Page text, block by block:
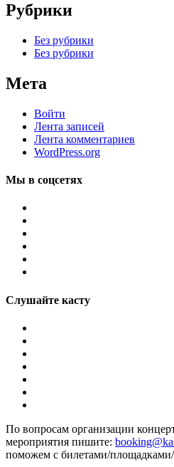
Рубрики
Без рубрики
Без рубрики
Мета
Войти
Лента записей
Лента комментариев
WordPress.org
Мы в соцсетях
Слушайте касту
По вопросам организации
мероприятия пишите:
поможем с билетами/площадками/